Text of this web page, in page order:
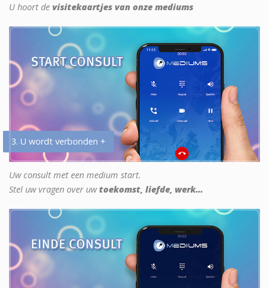
U hoort de visitekaartjes van onze mediums
3. U wordt verbonden +
Uw consult met een medium start.
Stel uw vragen over uwtoekomst, liefde, werk...